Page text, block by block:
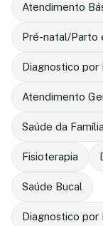
Atendimento
Pré-natal/Parto
Diagnostico por
Atendimento
Saúde da Família
Fisioterapia
Saúde Bucal
Diagnostico por